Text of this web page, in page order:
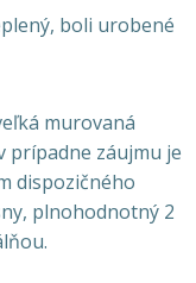
boli urobené
murovaná
prípadne záujmu je
dispozičného
plnohodnotný 2